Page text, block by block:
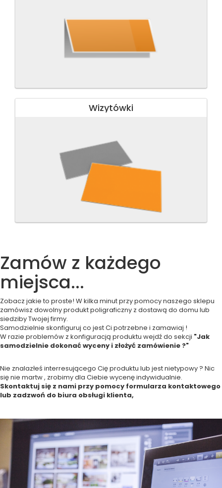
Wizytówki
Zamów z każdego
miejsca...
Zobacz jakie to proste! W kilka minut przy pomocy naszego sklepu
zamówisz dowolny produkt poligraficzny z dostawą do domu lub
siedziby Twojej firmy.
Samodzielnie skonfiguruj co jest Ci potrzebne i zamawiaj !
W razie problemów z konfiguracją produktu wejdź do sekcji "Jak
samodzielnie dokonać wyceny i złożyć zamówienie ?"
Nie znalazłeś interresującego Cię produktu lub jest nietypowy ? Nic
się nie martw , zrobimy dla Ciebie wycenę indywidualnie.
Skontaktuj się z nami przy pomocy formularza kontaktowego
lub zadzwoń do biura obsługi klienta,